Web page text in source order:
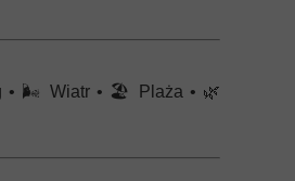
• 🌬️ Wiatr • 🏖️ Plaża • 🌿